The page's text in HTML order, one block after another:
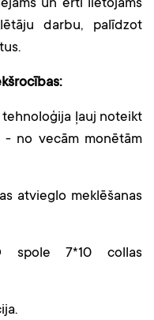
un ērti lietojams
darbu, palīdzot
ļauj noteikt
- no vecām monētām
atvieglo meklēšanas
spole 7*10 collas